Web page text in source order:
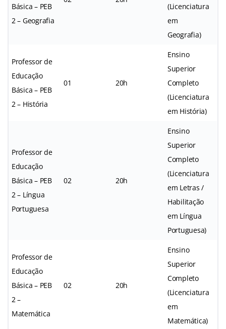
Básica – PEB
2 – Geografia
(Licenciatura
em
Geografia)
Professor de
Educação
Básica – PEB
2 – História
01 20h
Ensino
Superior
Completo
(Licenciatura
em História)
Professor de
Educação
Básica – PEB
2 – Língua
Portuguesa
02 20h
Ensino
Superior
Completo
(Licenciatura
em Letras /
Habilitação
em Língua
Portuguesa)
Professor de
Educação
Básica – PEB
2 –
Matemática
02 20h
Ensino
Superior
Completo
(Licenciatura
em
Matemática)